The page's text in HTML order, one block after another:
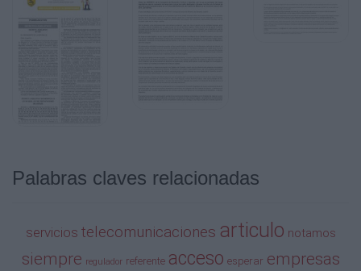
Palabras claves relacionadas
servicios telecomunicaciones articulo notamos
siempre regulador referente acceso esperar empresas